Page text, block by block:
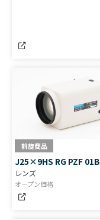
斡旋商品
J25×9HS RG PZF 01B
レンズ
オープン価格